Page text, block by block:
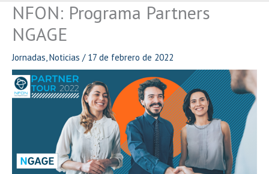
NFON: Programa Partners
NGAGE
Jornadas,Noticias / 17 de febrero de 2022